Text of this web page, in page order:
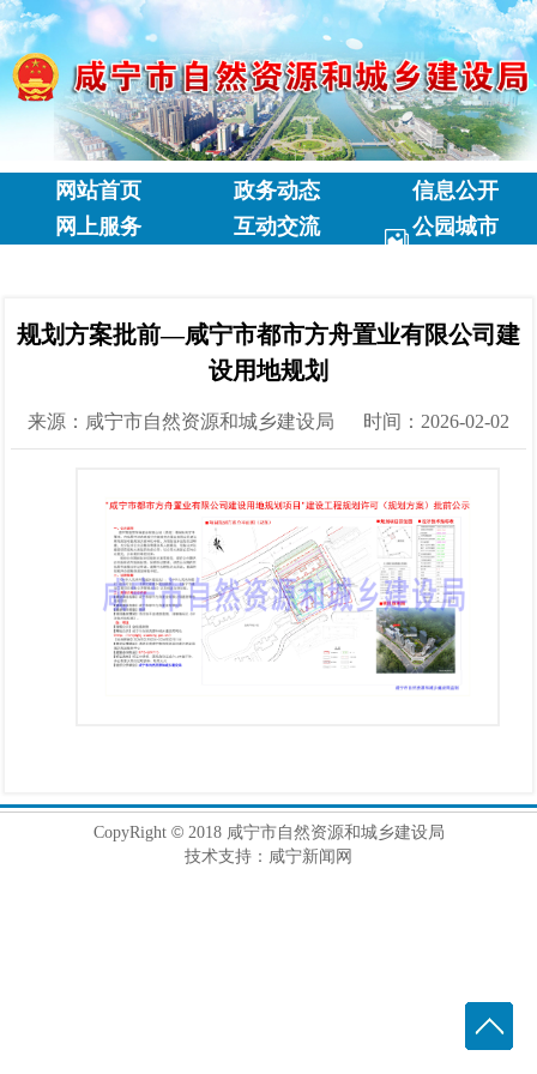
网站首页 政务动态
信息公开
网上服务
互动交流
公园城市
规划方案批前—咸宁市都市方舟置业有限公司建
设用地规划
来源：咸宁市自然资源和城乡建设局 时间：2026-02-02
CopyRight ©2018 咸宁市自然资源和城乡建设局
技术支持：咸宁新闻网